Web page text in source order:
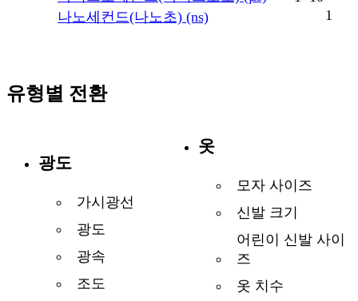
나노세컨드(나노초) (ns)
1
유형별 전환
광도
가시광선
광도
광속
조도
옷
모자 사이즈
신발 크기
어린이 신발 사이
즈
옷 치수